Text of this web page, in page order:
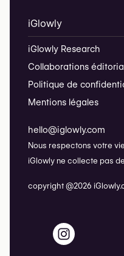
iGlowly
iGlowly Research
Collaborations
Politique de
Mentions légales
hello@iglowly.com
Nous respectons votre
iGlowly ne collecte pas
copyright @2026